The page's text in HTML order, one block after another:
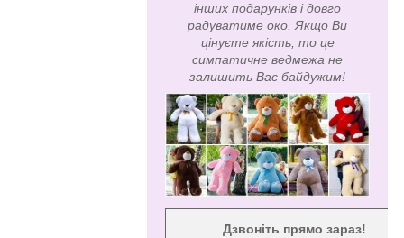
інших подарунків і довго
радуватиме око. Якщо Ви
цінуєте якість, то це
симпатичне ведмежа не
залишить Вас байдужим!
Дзвоніть прямо зараз!